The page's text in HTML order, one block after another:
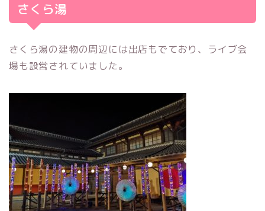
さくら湯
さくら湯の建物の周辺には出店もでており、ライブ会
場も設営されていました。